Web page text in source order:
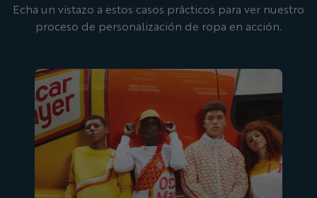
Echa un vistazo a estos casos prácticos para ver nuestro
proceso de personalización de ropa en acción.
Oscar Mayer